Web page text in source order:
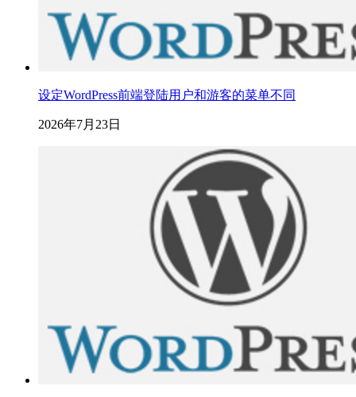
设定WordPress前端登陆用户和游客的菜单不同
2026年7月23日